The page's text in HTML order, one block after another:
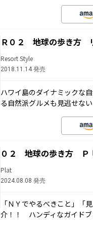
Ｒ０２ 地球の歩き方
Resort Style
2018.11.14 発売
ハワイ島のダイナミックな
る自然派グルメも見逃せない
０２ 地球の歩き方 Ｐ
Plat
2024.08.08 発売
「ＮＹでやるべきこと」「
介！！ ハンディなガイドブ